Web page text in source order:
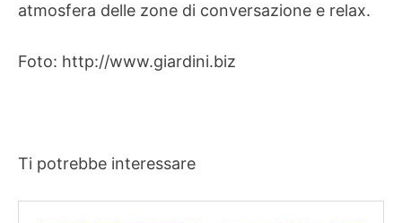
atmosfera delle zone di conversazione e relax.
Foto: http://www.giardini.biz
Ti potrebbe interessare